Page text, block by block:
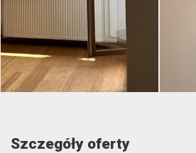
Szczegóły oferty